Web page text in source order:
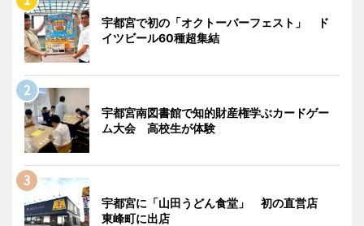
宇都宮で初の「オクトーバーフェスト」 ド
イツビール60種超集結
宇都宮南図書館で知的財産権学ぶカードゲー
ム大会 高校生が体験
宇都宮に「山田うどん食堂」 初の直営店
東峰町に出店